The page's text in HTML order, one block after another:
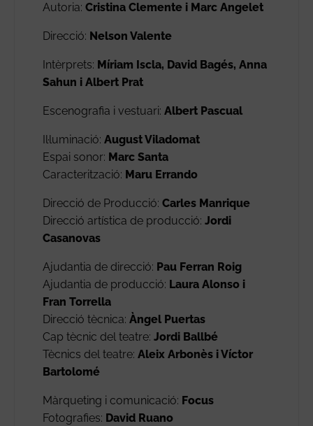
Autoria: Cristina Clemente i Marc Angelet
Direcció: Nelson Valente
Intèrprets: Míriam Iscla, David Bagés, Anna
Sahun i Albert Prat
Escenografia i vestuari: Albert Pascual
Il·luminació: August Viladomat
Espai sonor: Marc Santa
Caracterització: Maru Errando
Direcció de Producció: Carles Manrique
Direcció artística de producció: Jordi
Casanovas
Ajudantia de direcció: Pau Ferran Roig
Ajudantia de producció: Laura Alonso i
Fran Torrella
Direcció tècnica: Àngel Puertas
Cap tècnic del teatre: Jordi Ballbé
Tècnics del teatre: Aleix Arbonès i Víctor
Bartolomé
Màrqueting i comunicació: Focus
Fotografies: David Ruano